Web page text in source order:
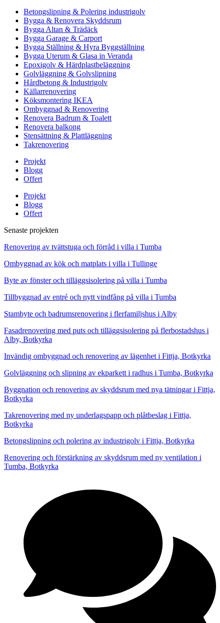
Betongslipning & Polering industrigolv
Bygga & Renovera Skyddsrum
Bygga Altan & Trädäck
Bygga Garage & Carport
Bygga Ställning & Hyra Byggställning
Bygga Uterum & Glasa in Veranda
Epoxigolv & Härdplastbeläggning
Golvläggning & Golvslipning
Hårdbetong & Industrigolv
Källarrenovering
Köksmontering IKEA
Ombyggnad & Renovering
Renovera Badrum & Toalett
Renovera balkong
Stensättning & Plattläggning
Takrenovering
Projekt
Blogg
Offert
Projekt
Blogg
Offert
Senaste projekten
Renovering av tvättstuga och förråd i villa i Tumba
Ombyggnad av kök och matplats i villa i Tullinge
Byte av fönster och tilläggsisolering på villa i Tumba
Tillbyggnad av entré och nytt vindfång på villa i Tumba
Stambyte och badrumsrenovering i flerfamiljshus i Alby
Fasadrenovering med puts och tilläggsisolering på flerbostadshus i
Alby, Botkyrka
Invändig ombyggnad och renovering av lägenhet i Fittja, Botkyrka
Golvläggning och slipning av ekparkett i radhus i Tumba, Botkyrka
Byggnation och renovering av skyddsrum med nya tätningar i Fittja,
Botkyrka
Takrenovering med ny underlagspapp och plåtbeslag i Fittja,
Botkyrka
Betongslipning och polering av industrigolv i Fittja, Botkyrka
Renovering och förstärkning av skyddsrum med ny ventilation i
Tumba, Botkyrka